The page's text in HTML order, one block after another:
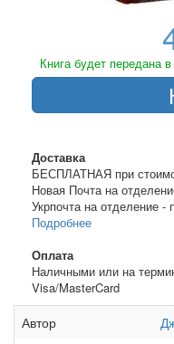
Книга будет передана
Доставка
БЕСПЛАТНАЯ при
Новая Почта на
Укрпочта на отделение -
Подробнее
Оплата
Наличными или на
Visa/MasterCard
Автор